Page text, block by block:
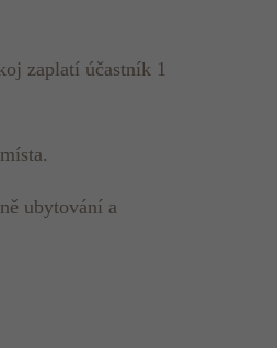
zaplatí účastník 1
ubytování a